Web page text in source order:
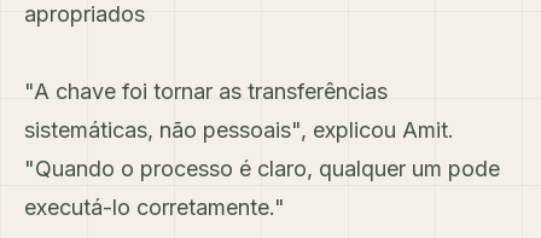
apropriados
"A chave foi tornar as transferências
sistemáticas, não pessoais", explicou Amit.
"Quando o processo é claro, qualquer um pode
executá-lo corretamente."